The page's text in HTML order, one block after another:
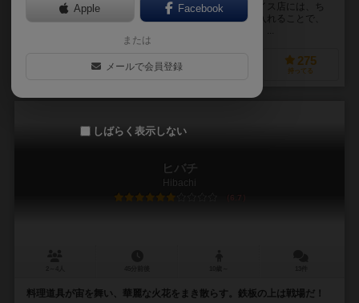
必要なスパイスを買い集めるゲームです。このスパイス店には、ち
ょっとおかしな風習があり、皿にパンのかけらを投げ入れることで、
購入権を得るそうです。ライバルのパンを叩き出して、...
645
経験あり
275
持ってる
ヒバチ
Hibachi
6.7
料理道具が宙を舞い、華麗な火花をまき散らす。鉄板の上は戦場だ！
Apple Facebook
または
メールで会員登録
しばらく表示しない